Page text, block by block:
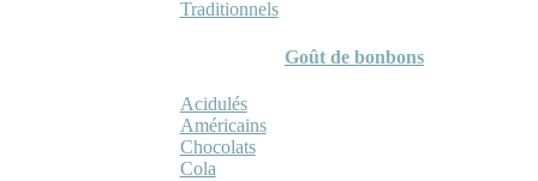
Traditionnels
Goût de bonbons
Acidulés
Américains
Chocolats
Cola